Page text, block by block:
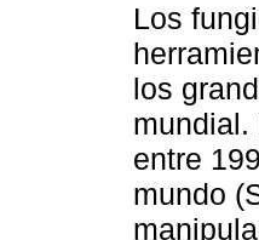
Los
los
mundial.
entre
mundo